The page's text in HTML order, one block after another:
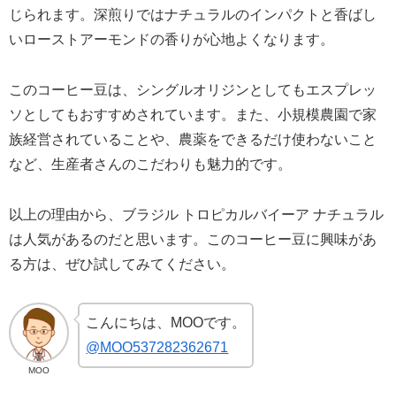
じられます。深煎りではナチュラルのインパクトと香ばし
いローストアーモンドの香りが心地よくなります。
このコーヒー豆は、シングルオリジンとしてもエスプレッ
ソとしてもおすすめされています。また、小規模農園で家
族経営されていることや、農薬をできるだけ使わないこと
など、生産者さんのこだわりも魅力的です。
以上の理由から、ブラジル トロピカルバイーア ナチュラル
は人気があるのだと思います。このコーヒー豆に興味があ
る方は、ぜひ試してみてください。
MOO
こんにちは、MOOです。
@MOO537282362671